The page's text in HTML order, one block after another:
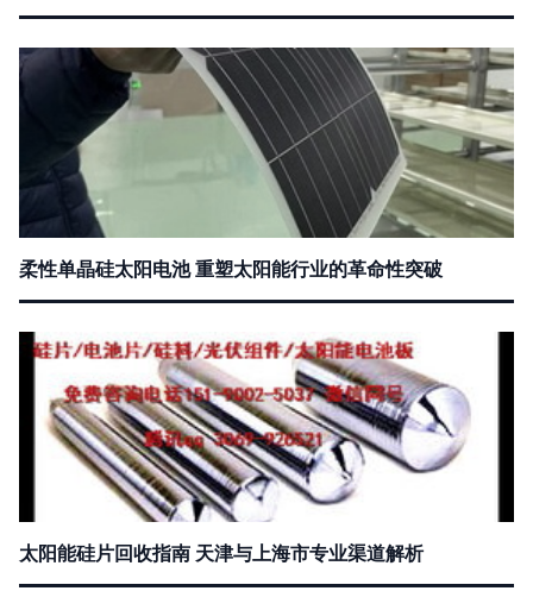
柔性单晶硅太阳电池 重塑太阳能行业的革命性突破
太阳能硅片回收指南 天津与上海市专业渠道解析